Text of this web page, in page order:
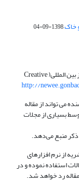
خاک1398-09-04
مقالاتی که در این نشریه منتشر شده اند تحت مجوز بین المللی( Creative
http://
می تواند از مقاله
بسیاری از مجلات
ذکر منبع می‌دهد.
از نرم افزارهای
استفاده نموده و در